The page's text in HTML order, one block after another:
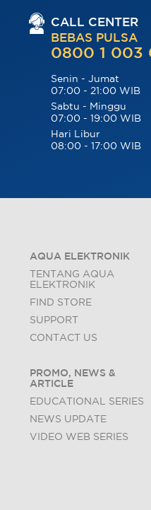
CALL CENTER
BEBAS PULSA
0800 1 003
Senin - Jumat
07:00 - 21:00 WIB
Sabtu - Minggu
07:00 - 19:00 WIB
Hari Libur
08:00 - 17:00 WIB
AQUA ELEKTRONIK
TENTANG AQUA
ELEKTRONIK
FIND STORE
SUPPORT
CONTACT US
PROMO, NEWS &
ARTICLE
EDUCATIONAL SERIES
NEWS UPDATE
VIDEO WEB SERIES